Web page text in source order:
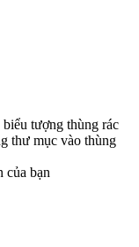
tượng thùng rác
thư mục vào thùng
của bạn